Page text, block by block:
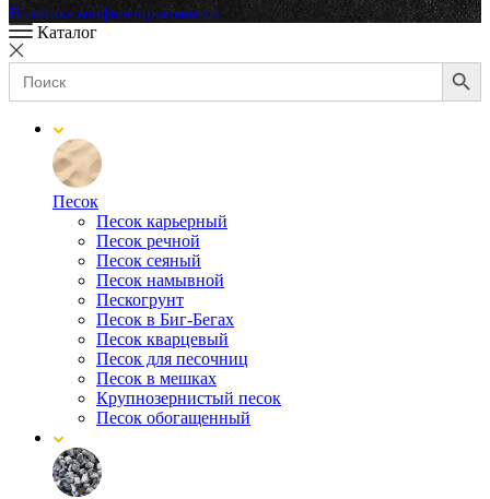
Политика конфиденциальности
Каталог
Search
for:
Search Button
Песок
Песок карьерный
Песок речной
Песок сеяный
Песок намывной
Пескогрунт
Песок в Биг-Бегах
Песок кварцевый
Песок для песочниц
Песок в мешках
Крупнозернистый песок
Песок обогащенный